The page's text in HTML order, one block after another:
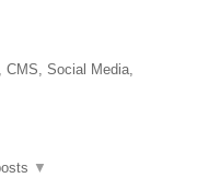
CMS, Social Media,
▼